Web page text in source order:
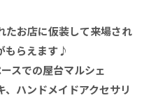
お店に仮装して来場され
もらえます♪
スでの屋台マルシェ
、ハンドメイドアクセサリ